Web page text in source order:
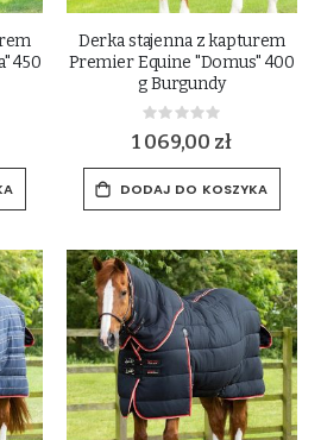
450
Derka stajenna z kapturem
Premier Equine "Domus" 400
g Burgundy
Rating:
0%
1 069,00 zł
DODAJ DO KOSZYKA